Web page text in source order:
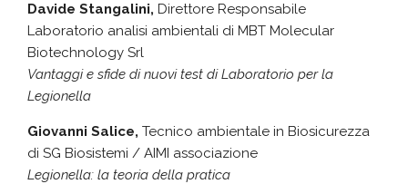
Davide Stangalini, Direttore Responsabile
Laboratorio analisi ambientali di MBT Molecular
Biotechnology Srl
Vantaggi e sfide di nuovi test di Laboratorio per la
Legionella
Giovanni Salice, Tecnico ambientale in Biosicurezza
di SG Biosistemi / AIMI associazione
Legionella: la teoria della pratica